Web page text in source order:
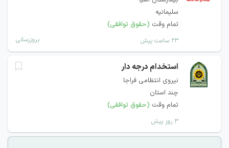
سلیمانیه
تمام وقت (حقوق توافقی)
۲۳ ساعت پیش بروزرسانی
استخدام درجه دار
نیروی انتظامی فراجا
چند استان
تمام وقت (حقوق توافقی)
۳ روز پیش